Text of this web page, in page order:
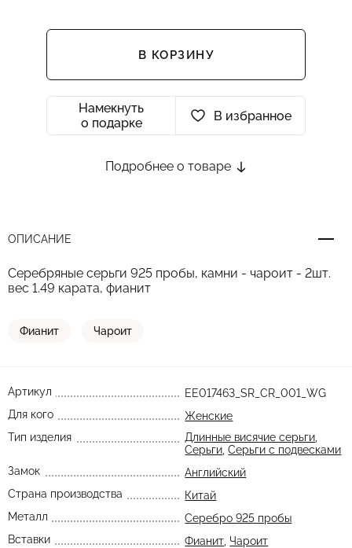
В КОРЗИНУ
Намекнуть
о подарке
В избранное
Подробнее о товаре
ОПИСАНИЕ
Серебряные серьги 925 пробы, камни - чароит - 2шт.
вес 1.49 карата, фианит
Фианит Чароит
Артикул
EE017463_SR_CR_001_WG
Для кого
Женские
Тип изделия
Длинные висячие серьги
Серьги ,Серьги с подвесками
Замок
Английский
Страна производства
Китай
Металл
Серебро 925 пробы
Вставки
Фианит Чароит